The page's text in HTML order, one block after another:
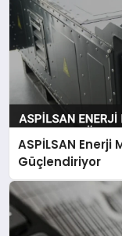
ASPİLSAN
Güçlendiriyor